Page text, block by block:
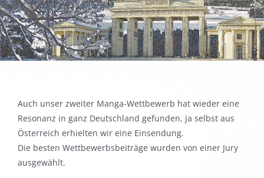
Auch unser zweiter Manga-Wettbewerb hat wieder eine
Resonanz in ganz Deutschland gefunden, ja selbst aus
Österreich erhielten wir eine Einsendung.
Die besten Wettbewerbsbeiträge wurden von einer Jury
ausgewählt.